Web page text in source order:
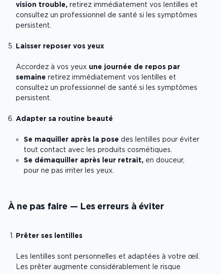
vision trouble, retirez immédiatement vos lentilles et
consultez un professionnel de santé si les symptômes
persistent.
Laisser reposer vos yeux
Accordez à vos yeux une journée de repos par
semaine retirez immédiatement vos lentilles et
consultez un professionnel de santé si les symptômes
persistent.
Adapter sa routine beauté
Se maquiller après la pose des lentilles pour éviter
tout contact avec les produits cosmétiques.
Se démaquiller après leur retrait, en douceur,
pour ne pas irriter les yeux.
À ne pas faire — Les erreurs à éviter
Prêter ses lentilles
Les lentilles sont personnelles et adaptées à votre œil.
Les prêter augmente considérablement le risque